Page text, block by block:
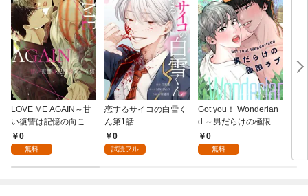
LOVE ME AGAIN～甘
い復讐は記憶の向こう
側～(1)
0
無料
恋するサイコの白雪く
ん第1話
0
試読フル
Got you！ Wonderlan
d ～男だらけの極限ラ
ブ～(1)
0
無料
鳥